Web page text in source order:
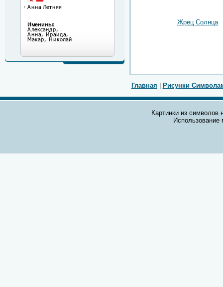
Жрец Солнца
Главная Рисунки
Картинки из символов
Использование